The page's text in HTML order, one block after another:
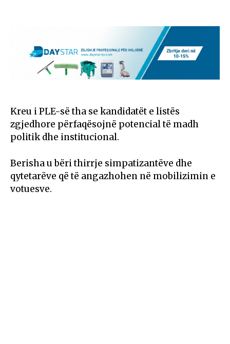
Kreu i PLE-së tha se kandidatët e listës
zgjedhore përfaqësojnë potencial të madh
politik dhe institucional.
Berisha u bëri thirrje simpatizantëve dhe
qytetarëve që të angazhohen në mobilizimin e
votuesve.